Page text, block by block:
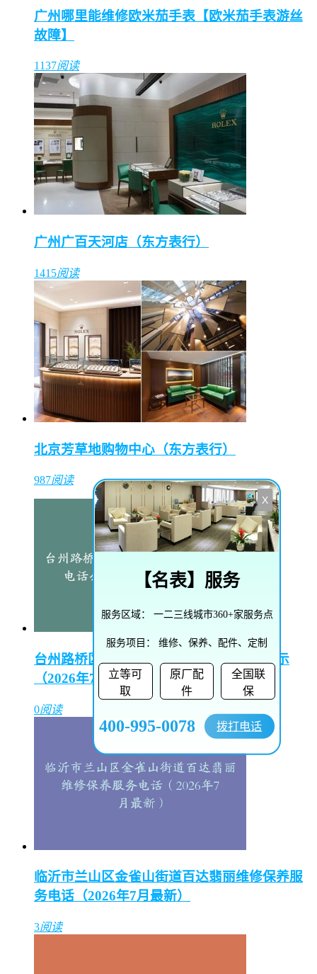
广州哪里能维修欧米茄手表【欧米茄手表游丝
故障】
1137阅读
广州广百天河店（东方表行）
1415阅读
北京芳草地购物中心（东方表行）
987阅读
台州路桥区汉米尔顿售后维修中心电话公示
（2026年7月最新）
0阅读
临沂市兰山区金雀山街道百达翡丽维修保养服
务电话（2026年7月最新）
3阅读
X
【名表】服务
服务区域： 一二三线城市360+家服务点
服务项目： 维修、保养、配件、定制
立等可
取
原厂配
件
全国联
保
400-995-0078 拨打电话